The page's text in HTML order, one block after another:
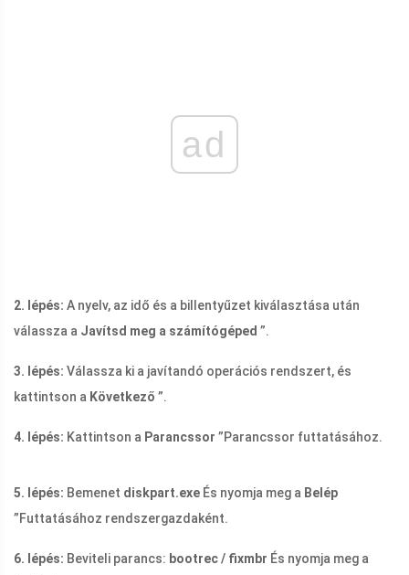
ad
2. lépés: A nyelv, az idő és a billentyűzet kiválasztása után
válassza a Javítsd meg a számítógéped ”.
3. lépés: Válassza ki a javítandó operációs rendszert, és
kattintson a Következő ”.
4. lépés: Kattintson a Parancssor ”Parancssor futtatásához.
5. lépés: Bemenet diskpart.exe És nyomja meg a Belép
”Futtatásához rendszergazdaként.
6. lépés: Beviteli parancs: bootrec / fixmbr És nyomja meg a